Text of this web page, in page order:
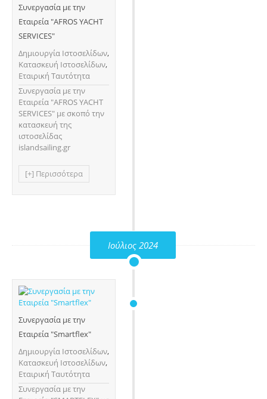
Συνεργασία με την
Εταιρεία "AFROS YACHT
SERVICES"
Δημιουργία Ιστοσελίδων,
Κατασκευή Ιστοσελίδων,
Εταιρική Ταυτότητα
Συνεργασία με την
Εταιρεία "AFROS YACHT
SERVICES" με σκοπό την
κατασκευή της
ιστοσελίδας
islandsailing.gr
[+] Περισσότερα
Ιούλιος 2024
Συνεργασία με την
Εταιρεία "Smartflex"
Δημιουργία Ιστοσελίδων,
Κατασκευή Ιστοσελίδων,
Εταιρική Ταυτότητα
Συνεργασία με την